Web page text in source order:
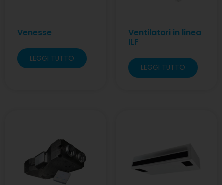
Venesse
LEGGI TUTTO
Ventilatori in linea
ILF
LEGGI TUTTO